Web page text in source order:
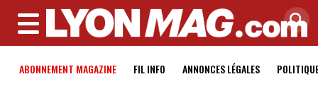
MENU
ABONNEMENT MAGAZINE FIL INFO ANNONCES LÉGALES